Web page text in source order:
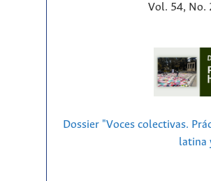
Vol. 54, No.
Dossier "Voces colectivas.
latina